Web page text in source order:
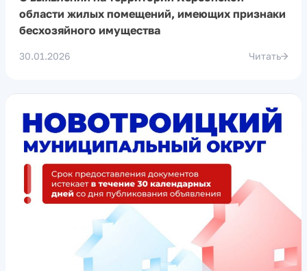
области жилых помещений, имеющих признаки
бесхозяйного имущества
30.01.2026 Читать